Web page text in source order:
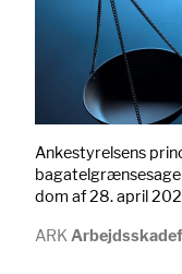
Ankestyrelsens
dom af 28. april
ARK